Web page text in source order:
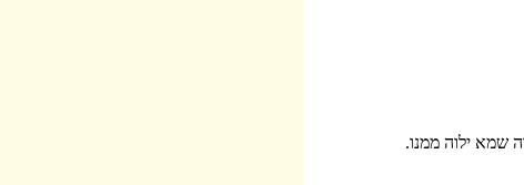
שמא ילוה ממנו.